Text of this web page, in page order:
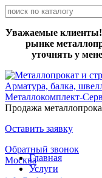
Уважаемые клиенты!
рынке
уточнять у
Продажа
Оставить заявку
Обратный звонок
МоскваГлавная
Услуги